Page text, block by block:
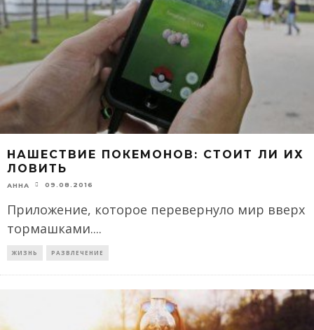
НАШЕСТВИЕ ПОКЕМОНОВ: СТОИТ ЛИ ИХ
ЛОВИТЬ
АННА 09.08.2016
Приложение, которое перевернуло мир вверх
тормашками....
ЖИЗНЬ РАЗВЛЕЧЕНИЕ